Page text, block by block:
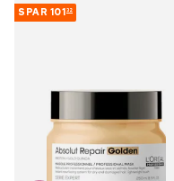
SPAR 10132